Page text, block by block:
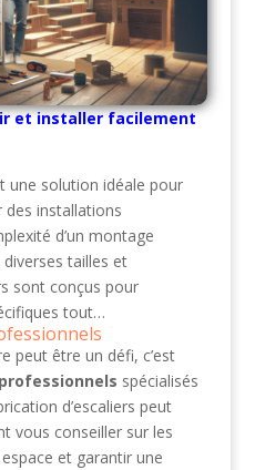
et installer facilement
une solution idéale pour
des installations
d’un montage
tailles et
sont conçus pour
tout…
peut être un défi, c’est
professionnels spécialisés
d’escaliers peut
vous conseiller sur les
et garantir une